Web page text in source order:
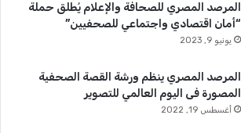
المرصد المصري للصحافة والإعلام يُطلق حملة
“أمان اقتصادي واجتماعي للصحفيين”
يونيو 9, 2023
المرصد المصري ينظم ورشة القصة الصحفية
المصورة فى اليوم العالمي للتصوير
أغسطس 19, 2022